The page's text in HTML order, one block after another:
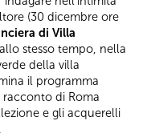
(30 dicembre ore
di Villa
stesso tempo, nella
della villa
il programma
di Roma
e gli acquerelli